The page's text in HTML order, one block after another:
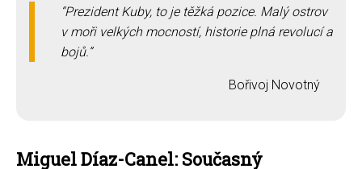
Prezident Kuby, to je těžká pozice. Malý ostrov
v moři velkých mocností, historie plná revolucí a
bojů.
Bořivoj Novotný
Miguel Díaz-Canel: Současný